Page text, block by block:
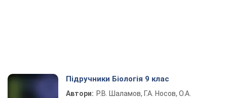
Підручники Біологія 9 клас
Автори: Р.В. Шаламов, Г.А. Носов, О.А.